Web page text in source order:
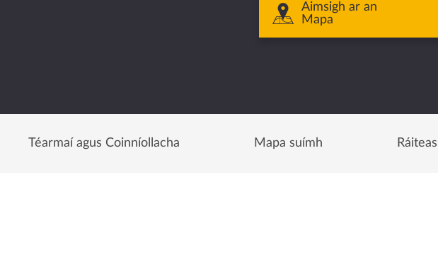
Aimsigh ar an
Mapa
Téarmaí agus Coinníollacha Mapa suímh